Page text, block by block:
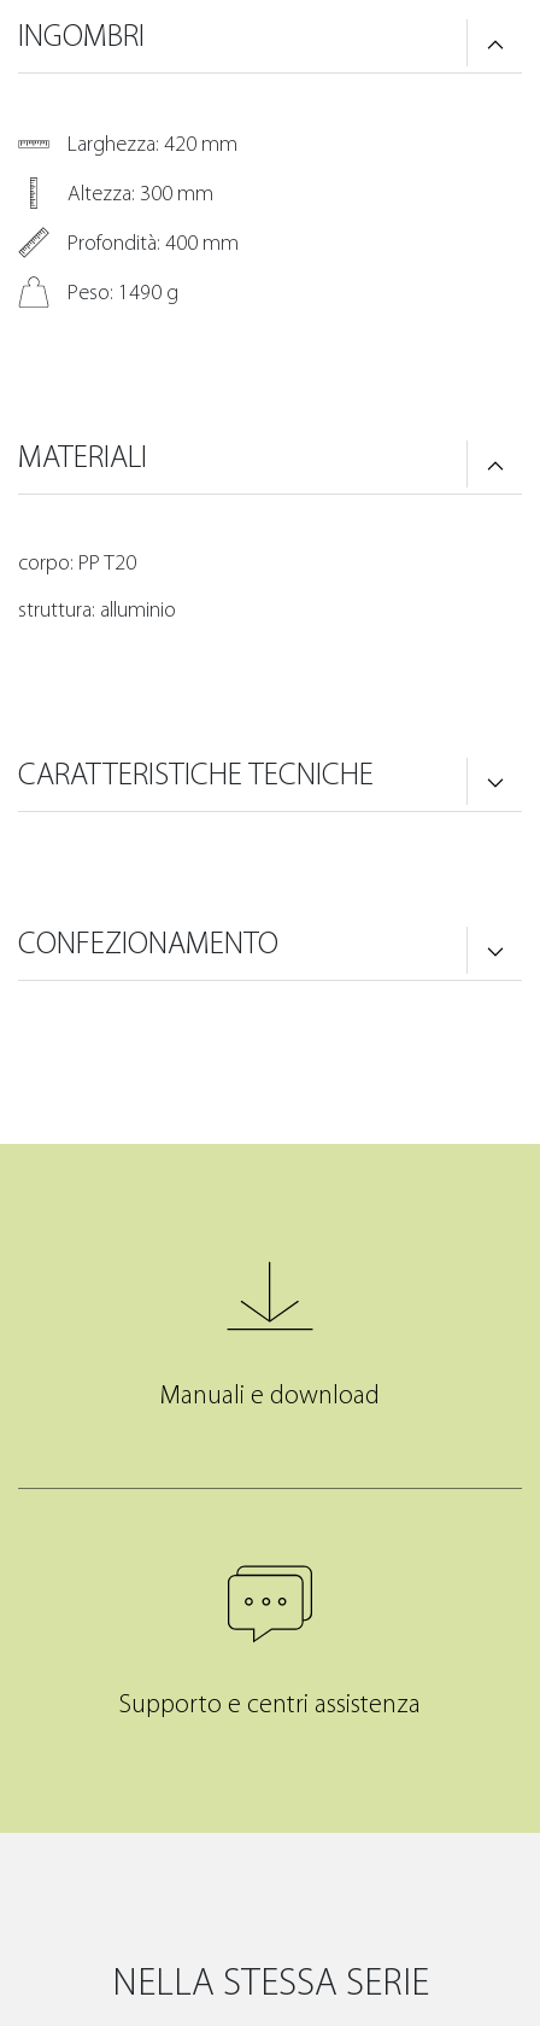
INGOMBRI
Larghezza: 420 mm
Altezza: 300 mm
Profondità: 400 mm
Peso: 1490 g
MATERIALI
corpo: PP T20
struttura: alluminio
CARATTERISTICHE TECNICHE
CONFEZIONAMENTO
Manuali e download
Supporto e centri assistenza
NELLA STESSA SERIE